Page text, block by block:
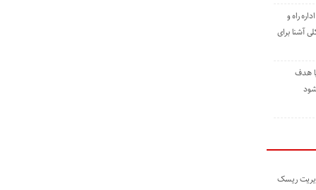
راه و
آشنا برای
هدف
ریسک